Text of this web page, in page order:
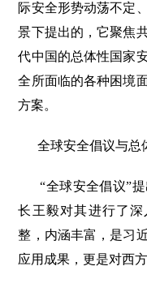
际安全形势动荡不定
景下提出的，它聚焦
代中国的总体性国家
全所面临的各种困境
方案。
全球安全倡议与总
“全球安全倡议”
长王毅对其进行了
整，内涵丰富，是习
应用成果，更是对西